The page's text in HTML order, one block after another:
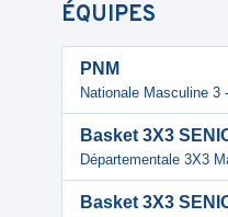
ÉQUIPES
PNM
Nationale Masculine 3
Basket 3X3
Départementale 3X3
Basket 3X3